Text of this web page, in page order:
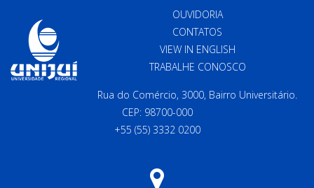
OUVIDORIA
CONTATOS
VIEW IN ENGLISH
TRABALHE CONOSCO
Rua do Comércio, 3000, Bairro Universitário.
CEP: 98700-000
+55 (55) 3332 0200